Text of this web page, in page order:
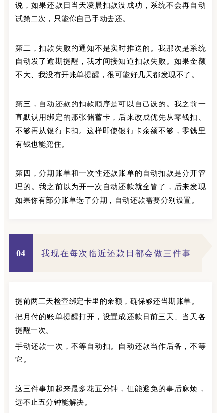
说，如果还款日当天凌晨扣款没成功，系统不会再自动
试第二次，只能你自己手动去还。
第二，扣款失败的通知不是实时推送的。我那次是系统
自动发了逾期提醒，我才间接知道扣款失败。如果金额
不大、我没有开账单提醒，很可能好几天都发现不了。
第三，自动还款的扣款顺序是可以自己设的。我之前一
直默认用绑定的那张储蓄卡，后来改成优先从零钱扣、
不够再从银行卡扣。这样即使银行卡余额不够，零钱里
有钱也能兜住。
第四，分期账单和一次性还款账单的自动扣款是分开管
理的。我之前以为开一次自动还款就全管了，后来发现
如果你有部分账单选了分期，自动还款需要分别设置。
04 我现在每次临近还款日都会做三件事
提前两三天检查绑定卡里的余额，确保够还当期账单。
把月付的账单提醒打开，设置成还款日前三天、当天各
提醒一次。
手动还款一次，不等自动扣。自动还款当作后备，不等
它。
这三件事加起来最多花五分钟，但能避免的事后麻烦，
远不止五分钟能解决。